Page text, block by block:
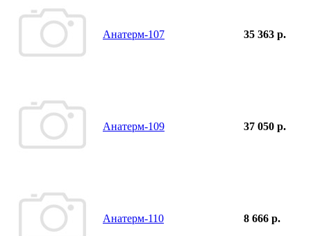
Анатерм-107 35 363 р.
Анатерм-109 37 050 р.
Анатерм-110 8 666 р.